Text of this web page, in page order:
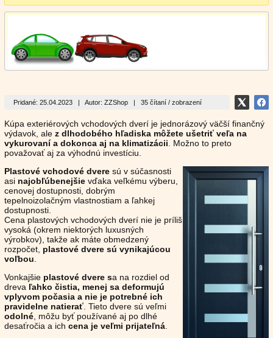
Pridané: 25.04.2023 | Autor: ZZShop | 35 čítaní / zobrazení
Kúpa exteriérových vchodových dverí je jednorázový väčší finančný
výdavok, ale z dlhodobého hľadiska môžete ušetriť veľa na
vykurovaní a dokonca aj na klimatizácii . Možno to preto
považovať aj za výhodnú investíciu.
Plastové vchodové dvere sú v súčasnosti
asi najobľúbenejšie vďaka veľkému výberu,
cenovej dostupnosti, dobrým
tepelnoizolačným vlastnostiam a ľahkej
dostupnosti.
Cena plastových vchodových dverí nie je príliš
vysoká (okrem niektorých luxusných
výrobkov), takže ak máte obmedzený
rozpočet, plastové dvere sú vynikajúcou
voľbou
Vonkajšie plastové dvere sa na rozdiel od
dreva ľahko čistia, menej sa deformujú
vplyvom počasia a nie je potrebné ich
pravidelne natierať . Tieto dvere sú veľmi
odolné , môžu byť používané aj po dlhé
desaťročia a ich cena je veľmi prijateľná